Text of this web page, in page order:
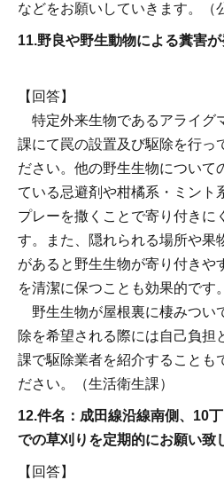
などをお願いしていきます。（
11.野良や野生動物による糞害
【回答】
特定外来生物であるアライグ
課にて罠の設置及び駆除を行っ
ださい。他の野生生物について
ている忌避剤や柑橘系・ミント
プレーを撒くことで寄り付きに
す。また、隠れられる場所や果
があると野生生物が寄り付きや
を清潔に保つことも効果的です。
野生生物が屋根裏に棲みつい
除を希望される際には自己負担
課で駆除業者を紹介することも
ださい。（生活衛生課）
12.件名：成田線沿線南側、10
での草刈りを定期的にお願い致
【回答】